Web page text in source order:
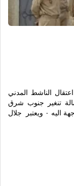
الناشط المدني
تنغير جنوب شرق
المغرب من دون تحديد اسباب الاعتقال والتهم الموجهة اليه ٠ ويعتبر جلال